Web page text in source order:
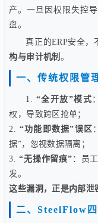
产。一旦因权限失控
盘。
真正的ERP安全，
构与审计机制 。
一、传统权限管
1. “全开放”模式
权，导致跨区抢单；
2. “功能即数据”误区
据”，忽视数据隔离；
3.“无操作留痕” ：员
发。
这些漏洞，正是内部泄
二、SteelFlow